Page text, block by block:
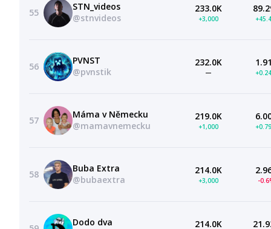
55
STN_videos
@stnvideos
233.0K
+3,000
56
PVNST
@pvnstik
232.0K
—
57
Máma v Německu
@mamavnemecku
219.0K
+1,000
58
Buba Extra
@bubaextra
214.0K
+3,000 -
Dodo dva
214.0K